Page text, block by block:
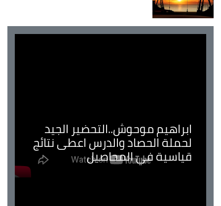
ابراهيم موحوش..التحضير الجيد
لحملة الحصاد والدرس اعطى نتائج
قياسية في المحاصيل